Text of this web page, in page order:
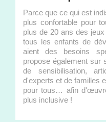
Parce que ce qui est
plus confortable pour
plus de 20 ans des
tous les enfants de
aient des besoins
propose également sur
de sensibilisation,
d'experts et de familles
pour tous… afin
plus inclusive !